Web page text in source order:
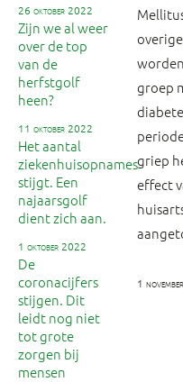
26 oktober 2022
Zijn we al weer
over de top
van de
herfstgolf
heen?
11 oktober 2022
Het aantal
ziekenhuisopnames
stijgt. Een
najaarsgolf
dient zich aan.
1 oktober 2022
De
coronacijfers
stijgen. Dit
leidt nog niet
tot grote
zorgen bij
mensen
groep
griep
effect
1